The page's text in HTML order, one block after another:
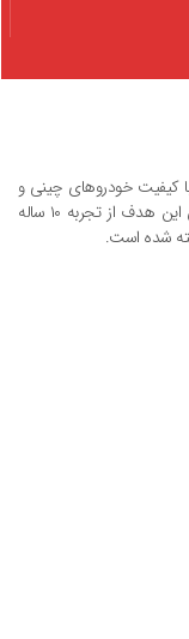
کیفیت خودروهای چینی و
ایرانی و قیمت رقابتی ایجاد شده است که برای تحقق این هدف از تجربه ۱۰ ساله
شده است.